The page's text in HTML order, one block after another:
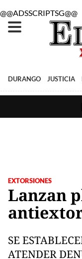
@@ADSSCRIPTSG@@
DURANGO JUSTICIA
EXTORSIONES
Lanzan
SE
ATENDER